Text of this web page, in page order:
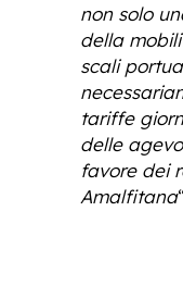
non solo
della
scali
tariffe
delle
favore dei
Amalfitana